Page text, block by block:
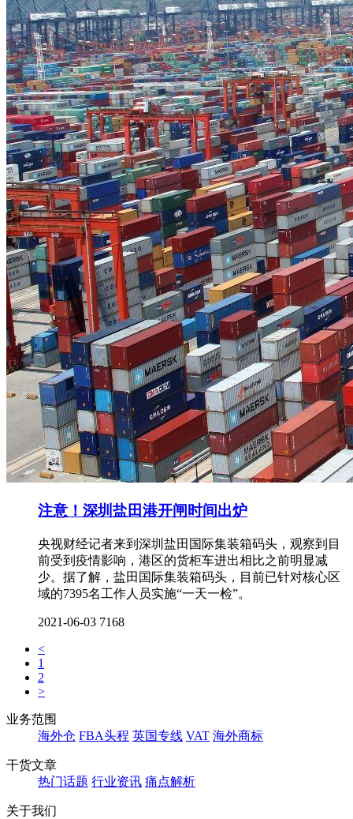
注意！深圳盐田港开闸时间出炉
央视财经记者来到深圳盐田国际集装箱码头，观察到目
前受到疫情影响，港区的货柜车进出相比之前明显减
少。据了解，盐田国际集装箱码头，目前已针对核心区
域的7395名工作人员实施“一天一检”。
2021-06-03 7168
<
1
2
>
业务范围
海外仓 FBA头程 英国专线 VAT 海外商标
干货文章
热门话题 行业资讯 痛点解析
关于我们